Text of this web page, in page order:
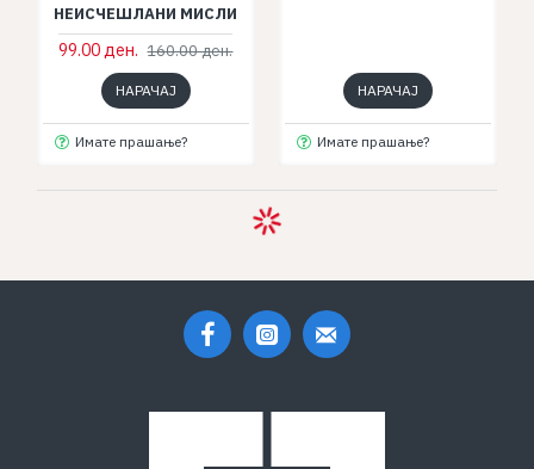
НЕИСЧЕШЛАНИ МИСЛИ
99.00 ден. 160.00 ден.
НАРАЧАЈ
Имате прашање?
НАРАЧАЈ
Имате прашање?